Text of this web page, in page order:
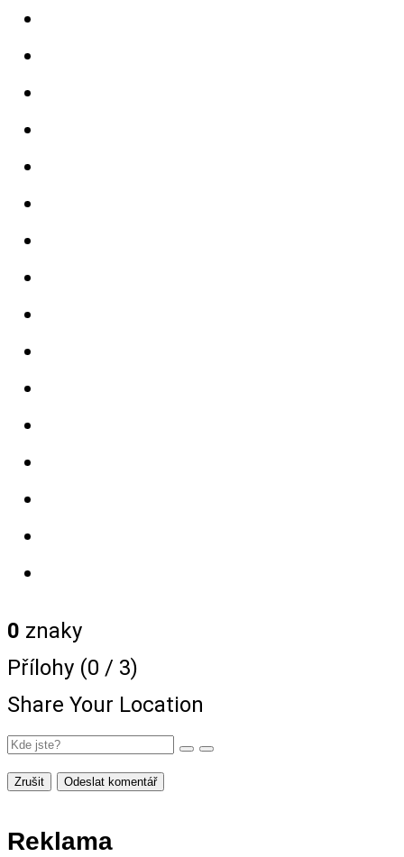
0 znaky
Přílohy (0 / 3)
Share Your Location
Zrušit Odeslat komentář
Reklama